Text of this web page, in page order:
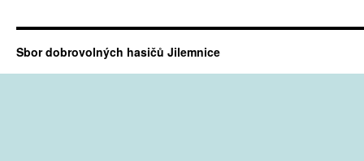
Sbor dobrovolných hasičů Jilemnice